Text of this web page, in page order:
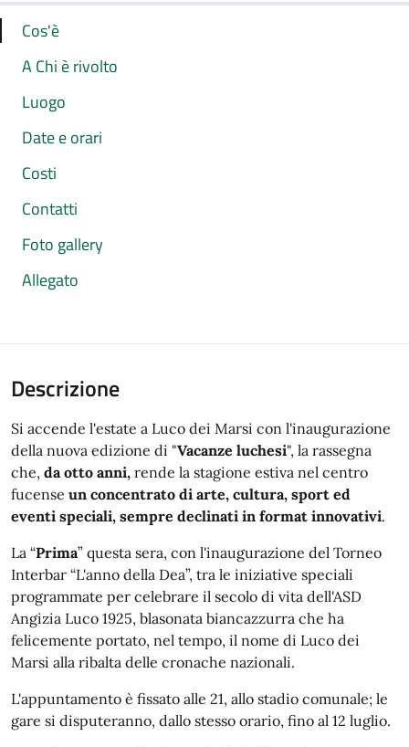
Cos'è
A Chi è rivolto
Luogo
Date e orari
Costi
Contatti
Foto gallery
Allegato
Descrizione
Si accende l'estate a Luco dei Marsi con l'inaugurazione
della nuova edizione di "Vacanze luchesi", la rassegna
che, da otto anni, rende la stagione estiva nel centro
fucense un concentrato di arte, cultura, sport ed
eventi speciali, sempre declinati in format innovativi.
La “Prima” questa sera, con l'inaugurazione del Torneo
Interbar “L'anno della Dea”, tra le iniziative speciali
programmate per celebrare il secolo di vita dell'ASD
Angizia Luco 1925, blasonata biancazzurra che ha
felicemente portato, nel tempo, il nome di Luco dei
Marsi alla ribalta delle cronache nazionali.
L'appuntamento è fissato alle 21, allo stadio comunale; le
gare si disputeranno, dallo stesso orario, fino al 12 luglio.